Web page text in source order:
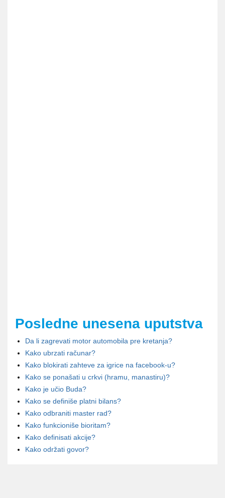
Posledne unesena uputstva
Da li zagrevati motor automobila pre kretanja?
Kako ubrzati računar?
Kako blokirati zahteve za igrice na facebook-u?
Kako se ponašati u crkvi (hramu, manastiru)?
Kako je učio Buda?
Kako se definiše platni bilans?
Kako odbraniti master rad?
Kako funkcioniše bioritam?
Kako definisati akcije?
Kako održati govor?